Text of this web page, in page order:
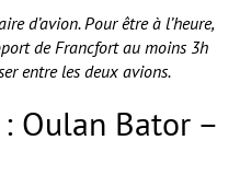
d’avion. Pour être à l’heure,
de Francfort au moins 3h
entre les deux avions.
Oulan Bator –